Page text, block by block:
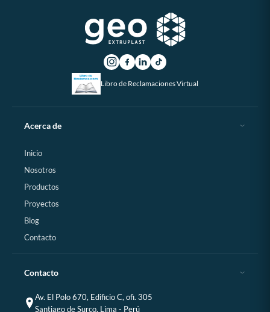
Libro de Reclamaciones Virtual
Acerca de
Inicio
Nosotros
Productos
Proyectos
Blog
Contacto
Contacto
Av. El Polo 670, Edificio C, ofi. 305
Santiago de Surco, Lima - Perú